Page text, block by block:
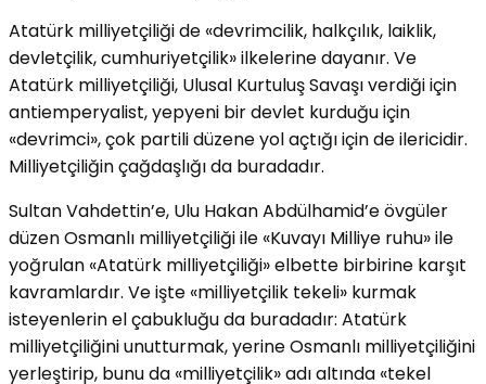
Atatürk milliyetçiliği de «devrimcilik, halkçılık, laiklik,
devletçilik, cumhuriyetçilik» ilkelerine dayanır. Ve
Atatürk milliyetçiliği, Ulusal Kurtuluş Savaşı verdiği için
antiemperyalist, yepyeni bir devlet kurduğu için
«devrimci», çok partili düzene yol açtığı için de ilericidir.
Milliyetçiliğin çağdaşlığı da buradadır.
Sultan Vahdettin’e, Ulu Hakan Abdülhamid’e övgüler
düzen Osmanlı milliyetçiliği ile «Kuvayı Milliye ruhu» ile
yoğrulan «Atatürk milliyetçiliği» elbette birbirine karşıt
kavramlardır. Ve işte «milliyetçilik tekeli» kurmak
isteyenlerin el çabukluğu da buradadır: Atatürk
milliyetçiliğini unutturmak, yerine Osmanlı milliyetçiliğini
yerleştirip, bunu da «milliyetçilik» adı altında «tekel